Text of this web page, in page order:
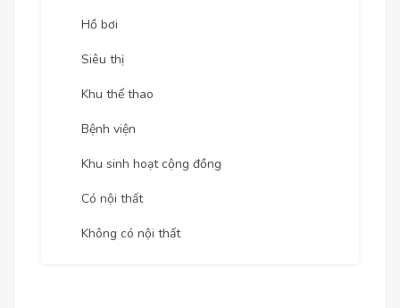
Hồ bơi
Siêu thị
Khu thể thao
Bệnh viện
Khu sinh hoạt cộng đồng
Có nội thất
Không có nội thất